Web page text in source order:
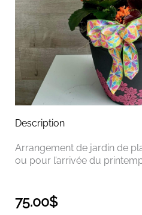
Description
Arrangement de jardin de
ou pour l’arrivée du
75.00$